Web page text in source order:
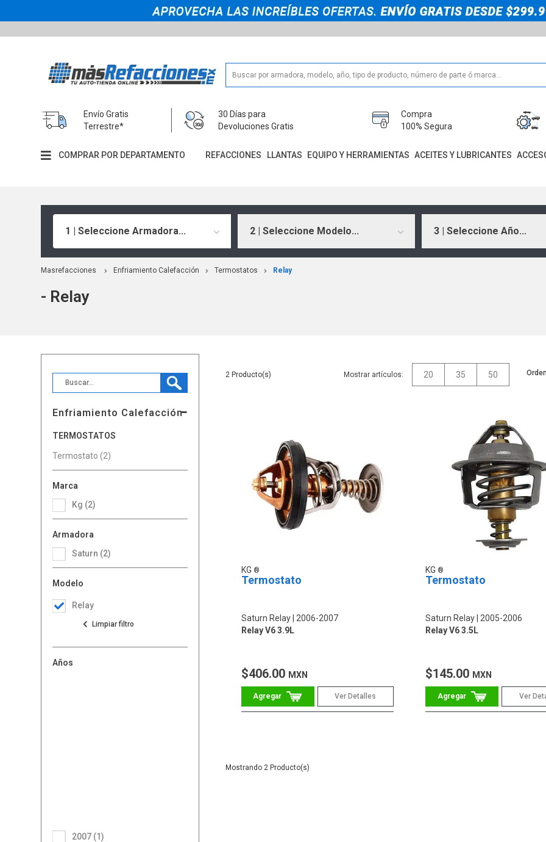
Envío Gratis
Terrestre*
30 Días para
Devoluciones Gratis
Compra
100% Segura
COMPRAR POR DEPARTAMENTO REFACCIONES LLANTAS EQUIPO Y HERRAMIENTAS ACEITES Y LUBRICANTES
1 | Seleccione Armadora... 2 | Seleccione Modelo... 3 | Seleccione Año...
Masrefacciones Enfriamiento Calefacción Termostatos Relay
- Relay
Enfriamiento Calefacción
TERMOSTATOS
Termostato (2)
Marca
Kg (2)
Armadora
Saturn (2)
Modelo
Relay
Años
2007 (1)
2 Mostrar artículos: 20 35 50
KG
Termostato
Saturn Relay
2006-2007
Relay V6 3.9L
$406.00 MXN
Ver Detalles
KG
Termostato
Saturn Relay
2005-2006
Relay V6 3.5L
$145.00 MXN
Ver
2